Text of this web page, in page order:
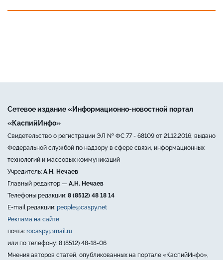
Сетевое издание «Информационно-новостной портал
«КаспийИнфо»
Свидетельство о регистрации ЭЛ № ФС 77 - 68109 от 21.12.2016, выдано
Федеральной службой по надзору в сфере связи, информационных
технологий и массовых коммуникаций
Учредитель: А.Н. Нечаев
Главный редактор — А.Н. Нечаев
Телефоны редакции: 8 (8512) 48 18 14
E-mail редакции: people@caspy.net
Реклама на сайте
почта: rocaspy@mail.ru
или по телефону: 8 (8512) 48-18-06
Мнения авторов статей, опубликованных на портале «КаспийИнфо»,